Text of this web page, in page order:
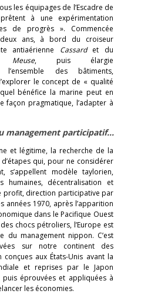
les équipages de l’Escadre de
à une expérimentation
de progrès ». Commencée
ans, à bord du croiseur
antiaérienne Cassard et du
Meuse, puis élargie
l’ensemble des bâtiments,
le concept de « qualité
bénéfice la marine peut en
façon pragmatique, l’adapter à
management participatif…
et légitime, la recherche de la
qui, pour ne considérer
s’appellent modèle taylorien,
humaines, décentralisation et
profit, direction participative par
années 1970, après l’apparition
dans le Pacifique Ouest
chocs pétroliers, l’Europe est
du management nippon. C’est
sur notre continent des
aux États-Unis avant la
et reprises par le Japon
éprouvées et appliquées à
les économies.